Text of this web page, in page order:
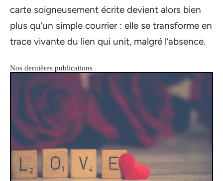
carte soigneusement écrite devient alors bien
plus qu’un simple courrier : elle se transforme en
trace vivante du lien qui unit, malgré l’absence.
Nos dernières publications